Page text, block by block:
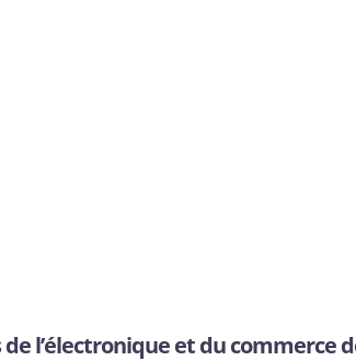
l’électronique et du commerce